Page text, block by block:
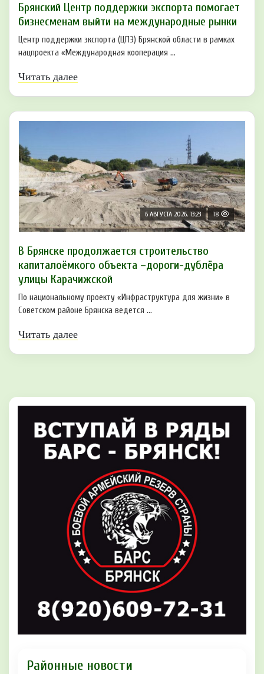
Брянский Центр поддержки экспорта помогает
бизнесменам выйти на международные рынки
Центр поддержки экспорта (ЦПЭ) Брянской области в рамках
нацпроекта «Международная кооперация ...
Читать далее
6 АВГУСТА 2026, 13:23 18
В Брянске продолжается строительство
капиталоёмкого объекта –дороги-дублёра
улицы Карачижской
По национальному проекту «Инфраструктура для жизни» в
Советском районе Брянска ведется ...
Читать далее
Районные новости